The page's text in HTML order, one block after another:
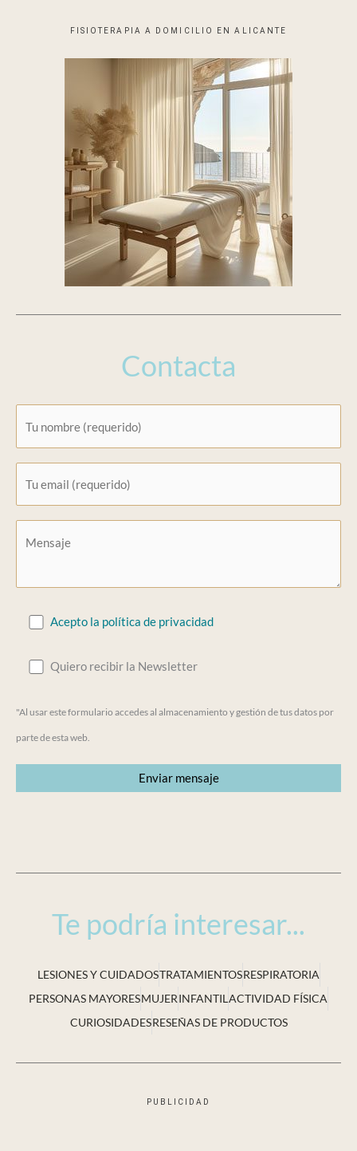
FISIOTERAPIA A DOMICILIO EN ALICANTE
Contacta
Acepto la política de privacidad
Quiero recibir la Newsletter
"Al usar este formulario accedes al almacenamiento y gestión de tus datos por
parte de esta web.
Te podría interesar...
LESIONES Y CUIDADOSTRATAMIENTOSRESPIRATORIA
PERSONAS MAYORESMUJERINFANTILACTIVIDAD FÍSICA
CURIOSIDADESRESEÑAS DE PRODUCTOS
PUBLICIDAD